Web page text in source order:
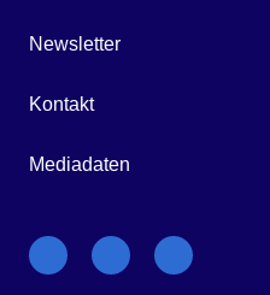
Newsletter
Kontakt
Mediadaten